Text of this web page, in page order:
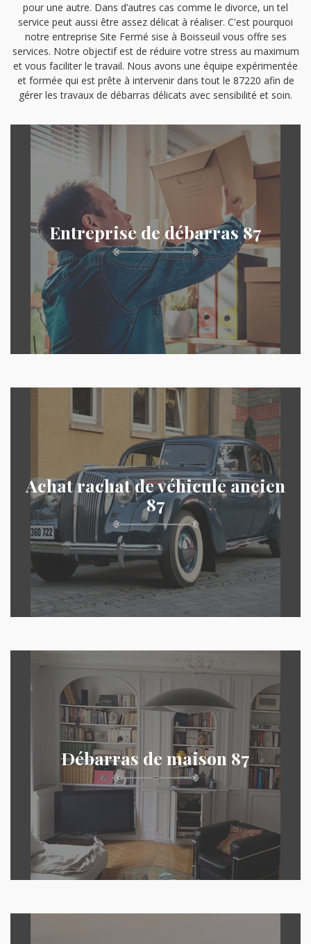
pour une autre. Dans d’autres cas comme le divorce, un tel
service peut aussi être assez délicat à réaliser. C'est pourquoi
notre entreprise Site Fermé sise à Boisseuil vous offre ses
services. Notre objectif est de réduire votre stress au maximum
et vous faciliter le travail. Nous avons une équipe expérimentée
et formée qui est prête à intervenir dans tout le 87220 afin de
gérer les travaux de débarras délicats avec sensibilité et soin.
Entreprise de débarras 87
Achat rachat de véhicule ancien
87
Débarras de maison 87